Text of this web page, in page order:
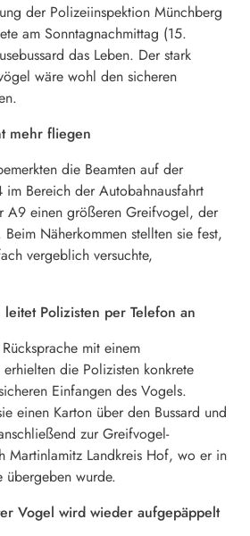
der Polizeiinspektion Münchberg
am Sonntagnachmittag (15.
das Leben. Der stark
wäre wohl den sicheren
mehr fliegen
die Beamten auf der
im Bereich der Autobahnausfahrt
A9 einen größeren Greifvogel, der
Näherkommen stellten sie fest,
vergeblich versuchte,
Polizisten per Telefon an
mit einem
die Polizisten konkrete
Einfangen des Vogels.
einen Karton über den Bussard und
zur Greifvogel-
Martinlamitz Landkreis Hof, wo er in
übergeben wurde.
Vogel wird wieder aufgepäppelt